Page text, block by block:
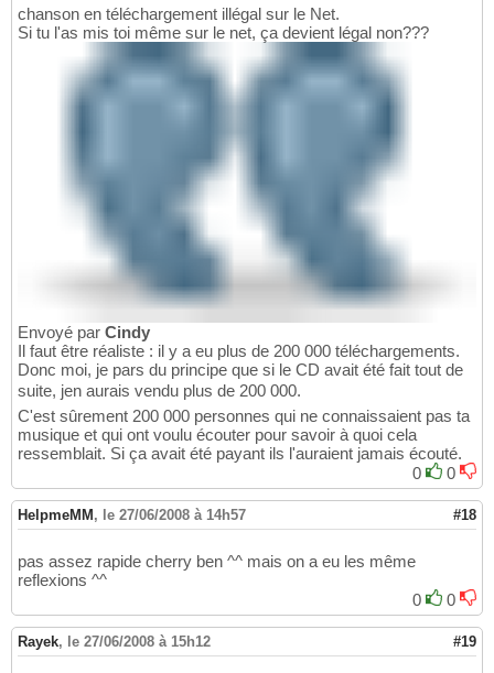
chanson en téléchargement illégal sur le Net.
Si tu l'as mis toi même sur le net, ça devient légal non???
Envoyé par Cindy
Il faut être réaliste : il y a eu plus de 200 000 téléchargements.
Donc moi, je pars du principe que si le CD avait été fait tout de
suite, jen aurais vendu plus de 200 000.
C'est sûrement 200 000 personnes qui ne connaissaient pas ta
musique et qui ont voulu écouter pour savoir à quoi cela
ressemblait. Si ça avait été payant ils l'auraient jamais écouté.
0
0
HelpmeMM, le 27/06/2008 à 14h57 #18
pas assez rapide cherry ben ^^ mais on a eu les même
reflexions ^^
0
0
Rayek, le 27/06/2008 à 15h12 #19